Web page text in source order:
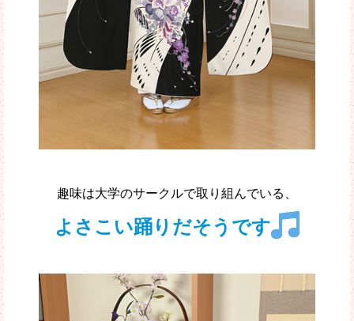
趣味は大学のサークルで取り組んでいる、
よさこい踊りだそうです